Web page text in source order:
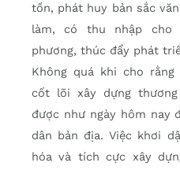
tồn, phát huy bản sắc
làm, có thu nhập cho
phương, thúc đẩy phát
Không quá khi cho
cốt lõi xây dựng
được như ngày hôm nay
dân bản địa. Việc khơi
hóa và tích cực xây